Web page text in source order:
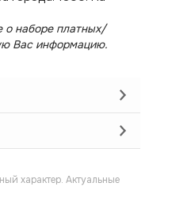
о наборе платных/
Вас информацию.
характер. Актуальные